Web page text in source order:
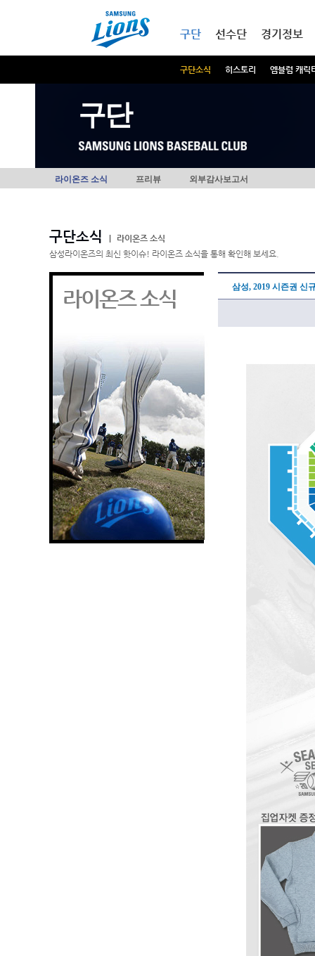
구단
구단소식 히스토리 엠블럼 캐릭
선수단 경기정보
구단
라이온즈 소식 프리뷰 외부감사보고서
구단소식
라이온즈 소식
삼성라이온즈의 최신 핫이슈! 라이온즈 소식을 통해 확인해 보세요.
라이온즈 소식 삼성, 2019 시즌권 신